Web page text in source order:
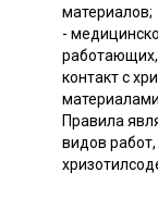
материалов;
-
контакт с
материалами.
Правила
видов